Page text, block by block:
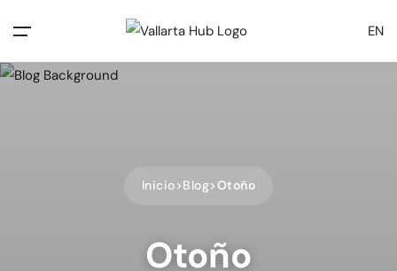
EN
Inicio Blog Otoño
Otoño